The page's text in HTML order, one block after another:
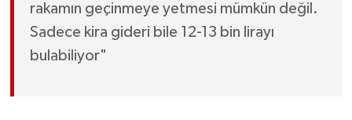
rakamın geçinmeye yetmesi mümkün değil.
Sadece kira gideri bile 12-13 bin lirayı
bulabiliyor"